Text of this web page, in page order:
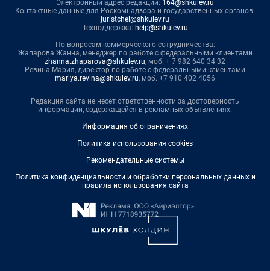
Электронный адрес редакции: 164@shkulev.ru
Контактные данные для Роскомнадзора и государственных органов:
juristchel@shkulev.ru
Техподдержка: help@shkulev.ru
По вопросам коммерческого сотрудничества:
Жапарова Жанна, менеджер по работе с федеральными клиентами
zhanna.zhaparova@shkulev.ru, моб. + 7 982 640 34 32
Ревина Мария, директор по работе с федеральными клиентами
mariya.revina@shkulev.ru, моб. +7 910 402 4056
Редакция сайта не несет ответственности за достоверность
информации, содержащейся в рекламных объявлениях.
Информация об ограничениях
Политика использования cookies
Рекомендательные системы
Политика конфиденциальности и обработки персональных данных и
правила использования сайта